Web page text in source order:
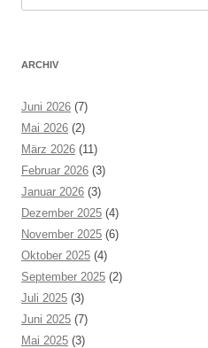
ARCHIV
Juni 2026 (7)
Mai 2026 (2)
März 2026 (11)
Februar 2026 (3)
Januar 2026 (3)
Dezember 2025 (4)
November 2025 (6)
Oktober 2025 (4)
September 2025 (2)
Juli 2025 (3)
Juni 2025 (7)
Mai 2025 (3)